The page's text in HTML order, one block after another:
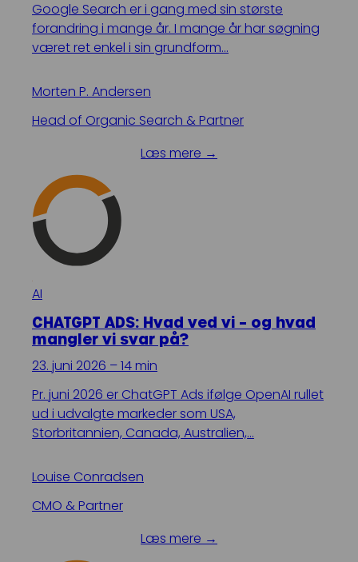
Google Search er i gang med sin største
forandring i mange år. I mange år har søgning
været ret enkel i sin grundform…
Morten P. Andersen
Head of Organic Search & Partner
Læs mere →
AI
CHATGPT ADS: Hvad ved vi – og hvad
mangler vi svar på?
23. juni 2026 – 14 min
Pr. juni 2026 er ChatGPT Ads ifølge OpenAI rullet
ud i udvalgte markeder som USA,
Storbritannien, Canada, Australien,…
Louise Conradsen
CMO & Partner
Læs mere →